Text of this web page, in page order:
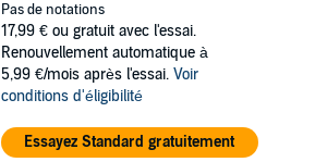
Pas de notations
17,99 € ou gratuit avec l'essai.
Renouvellement automatique à
5,99 €/mois après l'essai. Voir
conditions d'éligibilité
Essayez Standard gratuitement